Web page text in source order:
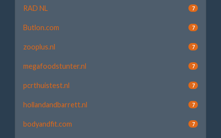
RAD NL 7
Butlon.com 7
zooplus.nl 7
megafoodstunter.nl 7
pcrthuistest.nl 7
hollandandbarrett.nl 7
bodyandfit.com 7